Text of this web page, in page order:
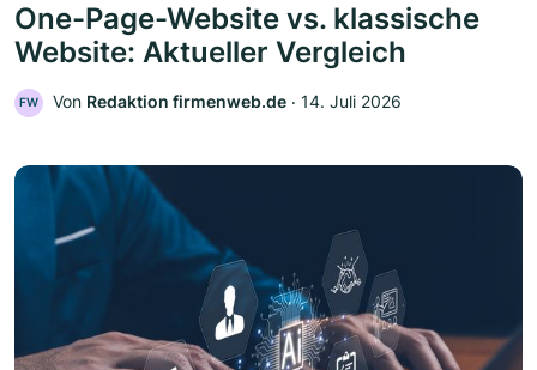
One-Page-Website vs. klassische
Website: Aktueller Vergleich
FW Von Redaktion firmenweb.de ‧ 14. Juli 2026